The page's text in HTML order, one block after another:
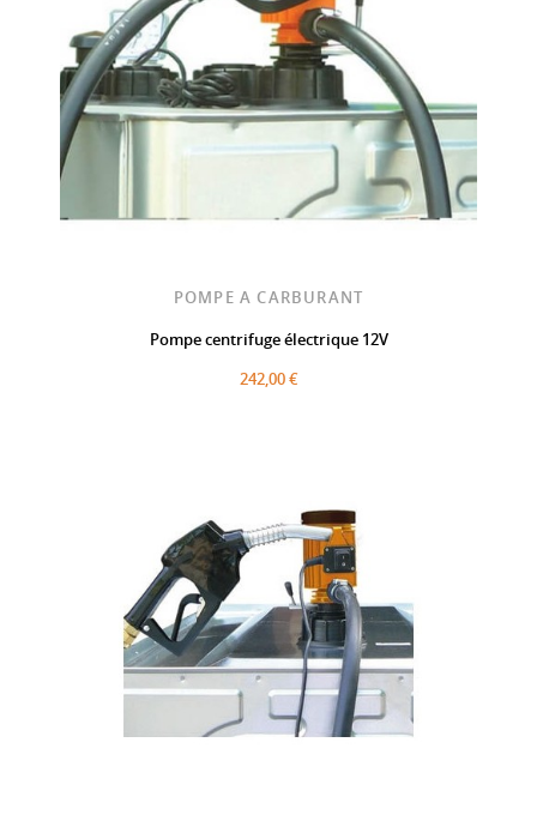
POMPE A CARBURANT
Pompe centrifuge électrique 12V
242,00 €